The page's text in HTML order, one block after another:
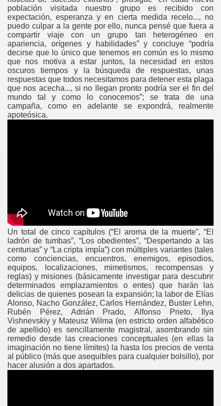
población visitada nuestro grupo es recibido con
expectación, esperanza y en cierta medida recelo..., no
puedo culpar a la gente por ello, nunca pensé que fuera a
compartir viaje con un grupo tan heterogéneo en
apariencia, orígenes y habilidades” y concluye “podría
decirse que lo único que tenemos en común es lo mismo
que nos motiva a estar juntos, la necesidad en estos
oscuros tiempos y la búsqueda de respuestas, unas
respuestas que todos necesitamos para detener esta plaga
que nos acecha..., si no llegan pronto podría ser el fin del
mundo tal y como lo conocemos”; se trata de una
campaña, como en adelante se expondrá, realmente
apoteósica.
Un total de cinco capítulos (“El aroma de la muerte”, “El
ladrón de tumbas”, “Los obedientes”, “Despertando a las
centurias” y “La cripta impía”) con múltiples variantes (tales
como conciencias, encuentros, enemigos, episodios,
equipos, localizaciones, mimetismos, recompensas y
reglas) y misiones (básicamente investigar para descubrir
determinados emplazamientos o entes) que harán las
delicias de quienes posean la expansión; la labor de Elías
Alonso, Nacho González, Carlos Hernández, Buster Lehn,
Rubén Pérez, Adrián Prado, Alfonso Prieto, Ilya
Vishnevskiy y Mateusz Wilma (en estricto orden alfabético
de apellido) es sencillamente magistral, asombrando sin
remedio desde las creaciones conceptuales (en ellas la
imaginación no tiene límites) la hasta los precios de venta
al público (más que asequibles para cualquier bolsillo), por
hacer alusión a dos apartados.